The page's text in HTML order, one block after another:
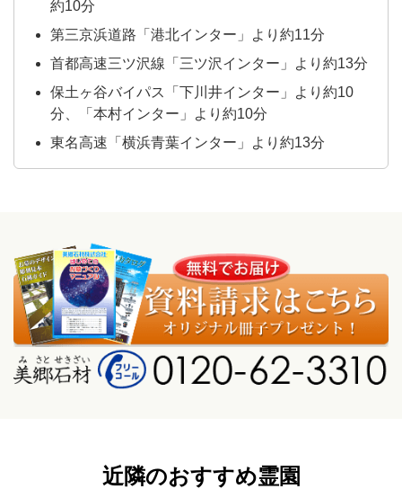
約10分
第三京浜道路「港北インター」より約11分
首都高速三ツ沢線「三ツ沢インター」より約13分
保土ヶ谷バイパス「下川井インター」より約10
分、「本村インター」より約10分
東名高速「横浜青葉インター」より約13分
近隣のおすすめ霊園